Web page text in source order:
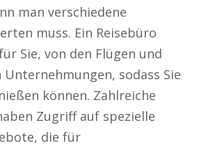
man verschiedene
muss. Ein Reisebüro
Sie, von den Flügen und
sodass Sie
können. Zahlreiche
Zugriff auf spezielle
die für